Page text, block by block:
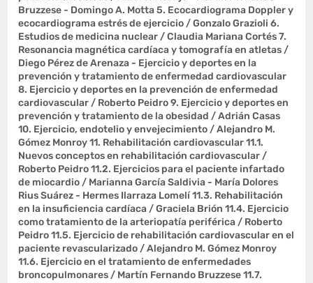
Bruzzese - Domingo A. Motta 5. Ecocardiograma Doppler y
ecocardiograma estrés de ejercicio / Gonzalo Grazioli 6.
Estudios de medicina nuclear / Claudia Mariana Cortés 7.
Resonancia magnética cardíaca y tomografía en atletas /
Diego Pérez de Arenaza - Ejercicio y deportes en la
prevención y tratamiento de enfermedad cardiovascular
8. Ejercicio y deportes en la prevención de enfermedad
cardiovascular / Roberto Peidro 9. Ejercicio y deportes en
prevención y tratamiento de la obesidad / Adrián Casas
10. Ejercicio, endotelio y envejecimiento / Alejandro M.
Gómez Monroy 11. Rehabilitación cardiovascular 11.1.
Nuevos conceptos en rehabilitación cardiovascular /
Roberto Peidro 11.2. Ejercicios para el paciente infartado
de miocardio / Marianna García Saldivia - María Dolores
Rius Suárez - Hermes Ilarraza Lomelí 11.3. Rehabilitación
en la insuficiencia cardíaca / Graciela Brión 11.4. Ejercicio
como tratamiento de la arteriopatía periférica / Roberto
Peidro 11.5. Ejercicio de rehabilitación cardiovascular en el
paciente revascularizado / Alejandro M. Gómez Monroy
11.6. Ejercicio en el tratamiento de enfermedades
broncopulmonares / Martín Fernando Bruzzese 11.7.